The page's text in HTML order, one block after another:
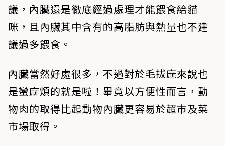
議，內臟還是徹底經過處理才能餵食給貓
咪，且內臟其中含有的高脂肪與熱量也不建
議過多餵食。
內臟當然好處很多，不過對於毛拔麻來說也
是蠻麻煩的就是啦！畢竟以方便性而言，動
物肉的取得比起動物內臟更容易於超市及菜
市場取得。